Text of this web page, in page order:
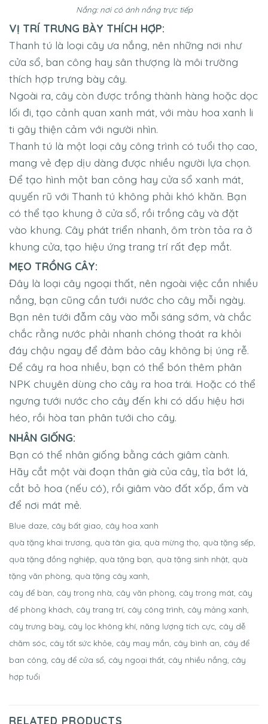
Nắng: nơi có ánh nắng trực tiếp
VỊ TRÍ TRƯNG BÀY THÍCH HỢP:
Thanh tú là loại cây ưa nắng, nên những nơi như
cửa sổ, ban công hay sân thượng là môi trường
thích hợp trưng bày cây.
Ngoài ra, cây còn được trồng thành hàng hoặc dọc
lối đi, tạo cảnh quan xanh mát, với màu hoa xanh li
ti gây thiện cảm với người nhìn.
Thanh tú là một loại cây công trình có tuổi thọ cao,
mang vẻ đẹp dịu dàng được nhiều người lựa chọn.
Để tạo hình một ban công hay cửa sổ xanh mát,
quyến rũ với Thanh tú không phải khó khăn. Bạn
có thể tạo khung ở cửa sổ, rồi trồng cây và đặt
vào khung. Cây phát triển nhanh, ôm tròn tỏa ra ở
khung cửa, tạo hiệu ứng trang trí rất đẹp mắt.
MẸO TRỒNG CÂY:
Đây là loại cây ngoại thất, nên ngoài việc cần nhiều
nắng, bạn cũng cần tưới nước cho cây mỗi ngày.
Bạn nên tưới đẫm cây vào mỗi sáng sớm, và chắc
chắc rằng nước phải nhanh chóng thoát ra khỏi
đáy chậu ngay để đảm bảo cây không bị úng rễ.
Để cây ra hoa nhiều, bạn có thể bón thêm phân
NPK chuyên dùng cho cây ra hoa trái. Hoặc có thể
ngưng tưới nước cho cây đến khi có dấu hiệu hơi
héo, rồi hòa tan phân tưới cho cây.
NHÂN GIỐNG:
Bạn có thể nhân giống bằng cách giâm cành.
Hãy cắt một vài đoạn thân già của cây, tỉa bớt lá,
cắt bỏ hoa (nếu có), rồi giâm vào đất xốp, ẩm và
để nơi mát mẻ.
Blue daze, cây bất giao, cây hoa xanh
quà tặng khai trương, quà tân gia, quà mừng thọ, quà tặng sếp,
quà tặng đồng nghiệp, quà tặng bạn, quà tặng sinh nhật, quà
tặng văn phòng, quà tặng cây xanh,
cây để bàn, cây trong nhà, cây văn phòng, cây trong mát, cây
để phòng khách, cây trang trí, cây công trình, cây mảng xanh,
cây trưng bày, cây lọc không khí, năng lượng tích cực, cây dễ
chăm sóc, cây tốt sức khỏe, cây may mắn, cây bình an, cây để
ban công, cây để cửa sổ, cây ngoại thất, cây nhiều nắng, cây
hợp tuổi
RELATED PRODUCTS